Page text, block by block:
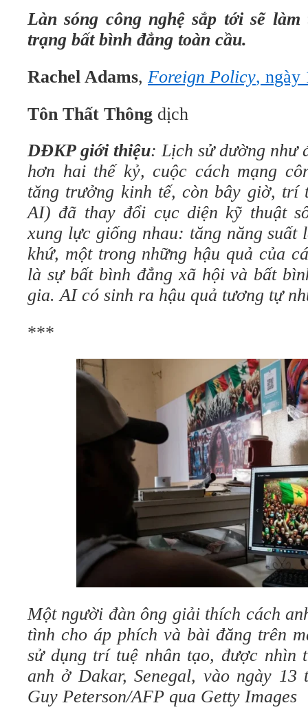
Làn sóng công nghệ sắp tới sẽ
trạng bất bình đẳng toàn cầu.
Rachel Adams, Foreign Policy, ngày
Tôn Thất Thông dịch
DĐKP giới thiệu: Lịch sử dường như
hơn hai thế kỷ, cuộc cách mạng
tăng trưởng kinh tế, còn bây giờ, trí
AI) đã thay đổi cục diện kỹ thuật
xung lực giống nhau: tăng năng suất
khứ, một trong những hậu quả của
là sự bất bình đẳng xã hội và bất
gia. AI có sinh ra hậu quả tương tự
***
Một người đàn ông giải thích cách
tình cho áp phích và bài đăng trên
sử dụng trí tuệ nhân tạo, được nhìn
anh ở Dakar, Senegal, vào ngày
Guy Peterson/AFP qua Getty Images